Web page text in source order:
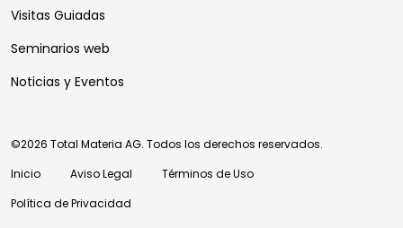
Visitas Guiadas
Seminarios web
Noticias y Eventos
©2026 Total Materia AG. Todos los derechos reservados.
Inicio
Aviso Legal
Términos de Uso
Política de Privacidad